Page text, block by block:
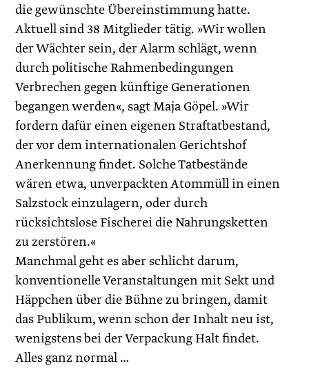
die gewünschte Übereinstimmung hatte.
Aktuell sind 38 Mitglieder tätig. »Wir wollen
der Wächter sein, der Alarm schlägt, wenn
durch politische Rahmenbedingungen
Verbrechen gegen künftige Generationen
begangen werden«, sagt Maja Göpel. »Wir
fordern dafür einen eigenen Straftatbestand,
der vor dem internationalen Gerichtshof
Anerkennung findet. Solche Tatbestände
wären etwa, unverpackten Atommüll in einen
Salzstock einzulagern, oder durch
rücksichtslose Fischerei die Nahrungsketten
zu zerstören.«
Manchmal geht es aber schlicht darum,
konventionelle Veranstaltungen mit Sekt und
Häppchen über die Bühne zu bringen, damit
das Publikum, wenn schon der Inhalt neu ist,
wenigstens bei der Verpackung Halt findet.
Alles ganz normal …